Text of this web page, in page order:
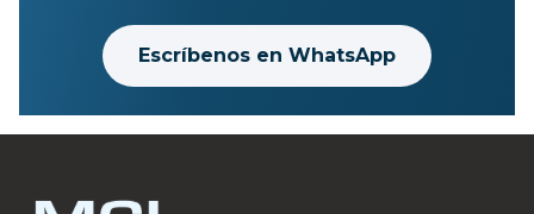
Escríbenos en WhatsApp